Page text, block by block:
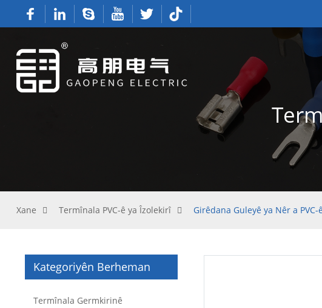
Xane Termînala PVC-ê ya Îzolekirî Girêdana Guleyê ya Nêr a
Kategoriyên Berheman
Termînala Germkirinê